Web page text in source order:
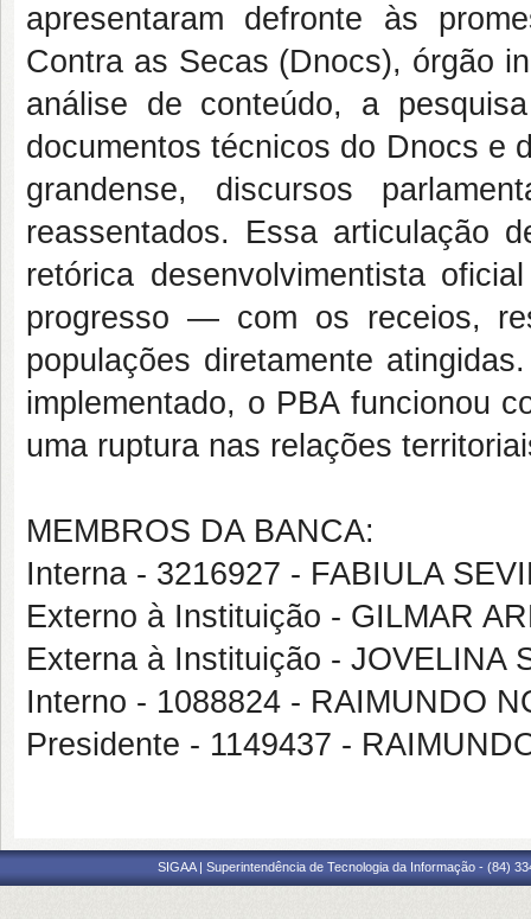
apresentaram defronte às
Contra as Secas (Dnocs), órgão
análise de conteúdo, a
documentos técnicos do Dnocs e
grandense, discursos
reassentados. Essa articulação
retórica desenvolvimentista
progresso — com os receios,
populações diretamente
implementado, o PBA funcionou
uma ruptura nas relações
MEMBROS DA BANCA:
Interna - 3216927 - FABIULA
Externo à Instituição - GILMAR
Externa à Instituição - JOVELINA
Interno - 1088824 - RAIMUNDO
Presidente - 1149437 -
SIGAA | Superintendência de Tecnologia da Informação - (84)